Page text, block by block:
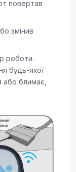
повертав
змінив
роботи.
будь-якої
або блимає,